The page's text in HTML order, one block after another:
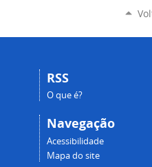
RSS
O que é?
Navegação
Acessibilidade
Mapa do site